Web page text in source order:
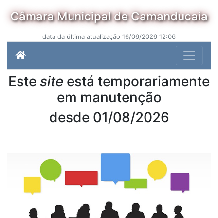
Câmara Municipal de Camanducaia
data da última atualização 16/06/2026 12:06
Este site está temporariamente
em manutenção
desde 01/08/2026